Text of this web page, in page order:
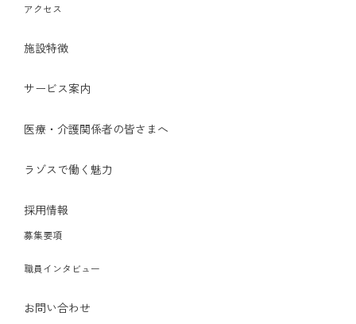
アクセス
施設特徴
サービス案内
医療・介護関係者の皆さまへ
ラゾスで働く魅力
採用情報
募集要項
職員インタビュー
お問い合わせ